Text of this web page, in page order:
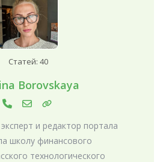
Статей: 40
Borovskaya
и редактор портала
школу финансового
технологического